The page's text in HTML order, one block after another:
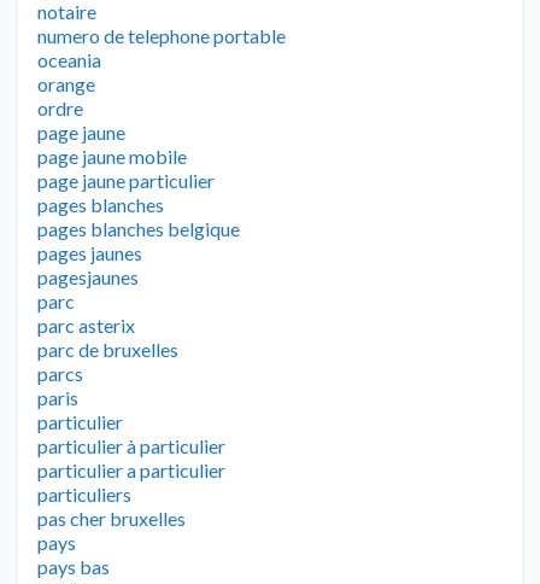
notaire
numero de telephone portable
oceania
orange
ordre
page jaune
page jaune mobile
page jaune particulier
pages blanches
pages blanches belgique
pages jaunes
pagesjaunes
parc
parc asterix
parc de bruxelles
parcs
paris
particulier
particulier à particulier
particulier a particulier
particuliers
pas cher bruxelles
pays
pays bas